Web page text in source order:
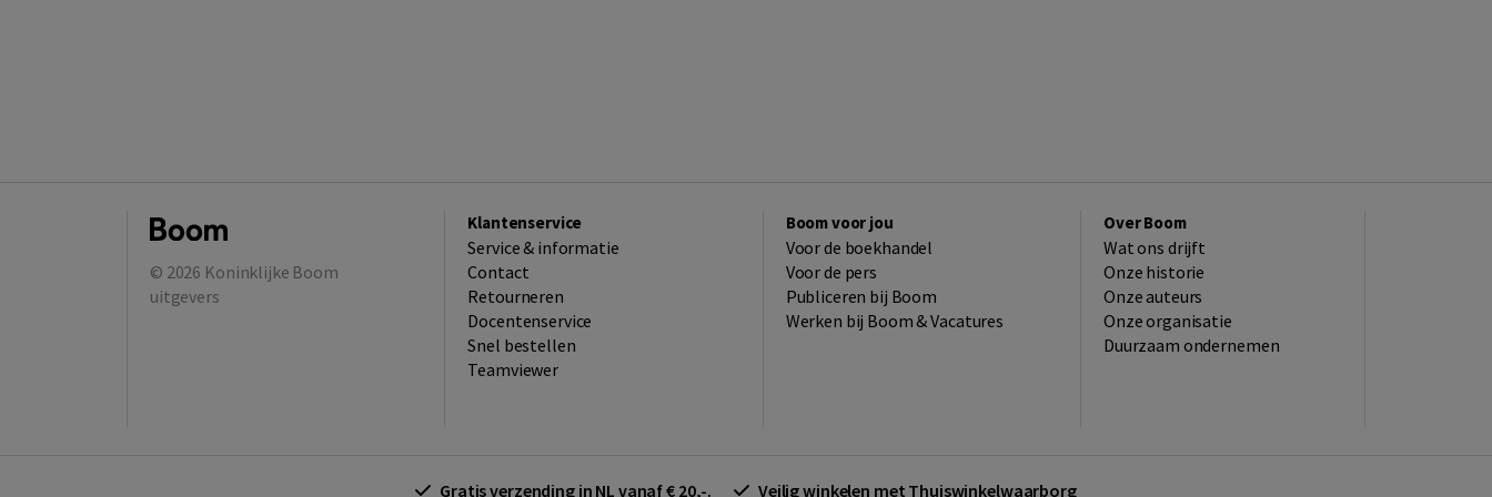
© 2026 Koninklijke Boom
uitgevers
Klantenservice
Service & informatie
Contact
Retourneren
Docentenservice
Snel bestellen
Teamviewer
Boom voor jou
Voor de boekhandel
Voor de pers
Publiceren bij Boom
Werken bij Boom & Vacatures
Over Boom
Wat ons drijft
Onze historie
Onze auteurs
Onze organisatie
Duurzaam ondernemen
Gratis verzending in NL vanaf € 20,-. Veilig winkelen met Thuiswinkelwaarborg